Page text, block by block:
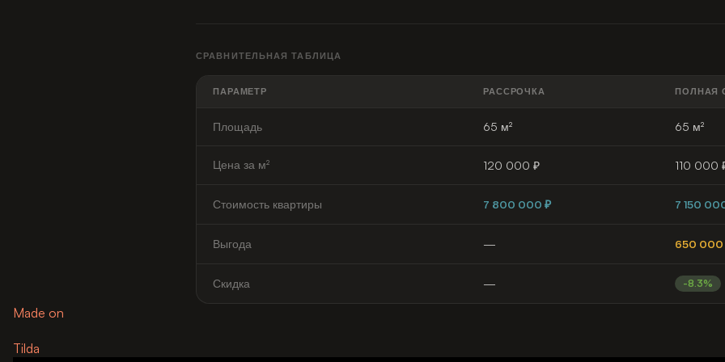
СРАВНИТЕЛЬНАЯ ТАБЛИЦА
ПАРАМЕТР РАССРОЧКА ПОЛНАЯ
Площадь 65 м² 65 м²
Цена за м² 120 000 ₽ 110 000
Стоимость квартиры 7 800 000 ₽ 7 150
Выгода — 650 000
Скидка — -8.3%
Made on
Tilda